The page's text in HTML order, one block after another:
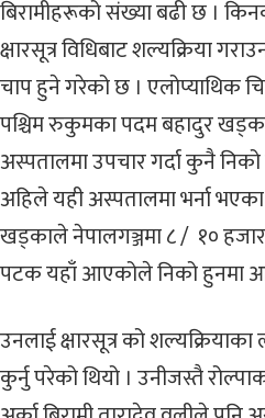
बिरामीहरूको संख्या बढी छ ।
क्षारसूत्र विधिबाट शल्यक्रिया
चाप हुने गरेको छ । एलोप्याथिक
पश्चिम रुकुमका पदम बहादुर
अस्पतालमा उपचार गर्दा कुनै
अहिले यही अस्पतालमा भर्ना
खड्काले नेपालगञ्जमा ८ / १०
पटक यहाँ आएकोले निको हुनमा
उनलाई क्षारसूत्र को
कुर्नु परेको थियो । उनीजस्तै